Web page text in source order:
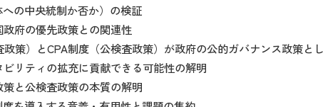
の中央統制か否か）の検証
府の優先政策との関連性
策）とCPA制度（公検査政策）が政府の公的ガバナンス政策と
リティの拡充に貢献できる可能性の解明
と公検査政策の本質の解明